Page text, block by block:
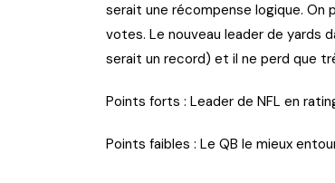
serait une récompense logique. On
votes. Le nouveau leader de yards
serait un record) et il ne perd que
Points forts : Leader de NFL en
Points faibles : Le QB le mieux